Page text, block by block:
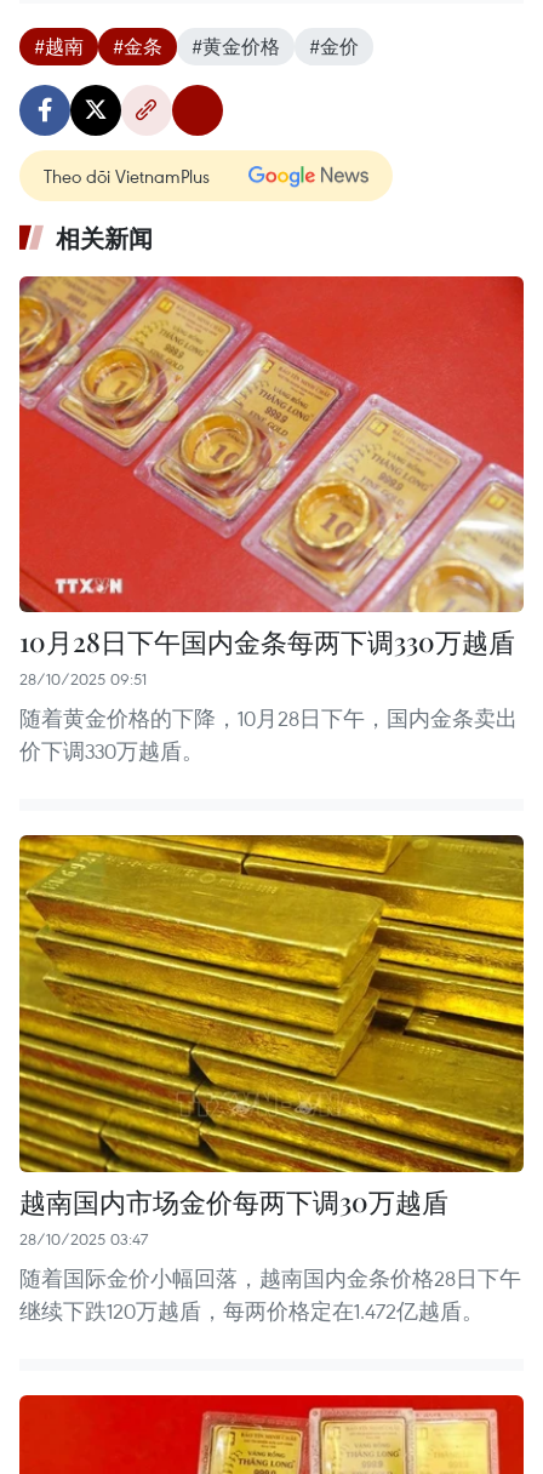
#越南 #金条 #黄金价格 #金价
Theo dõi VietnamPlus
相关新闻
10月28日下午国内金条每两下调330万越盾
28/10/2025 09:51
随着黄金价格的下降，10月28日下午，国内金条卖出
价下调330万越盾。
越南国内市场金价每两下调30万越盾
28/10/2025 03:47
随着国际金价小幅回落，越南国内金条价格28日下午
继续下跌120万越盾，每两价格定在1.472亿越盾。